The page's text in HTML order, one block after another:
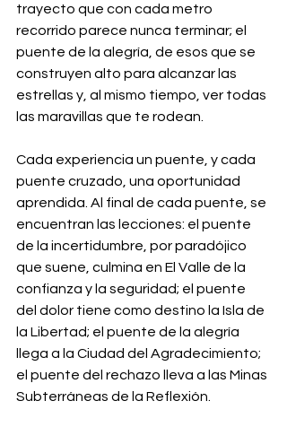
trayecto que con cada metro
recorrido parece nunca terminar; el
puente de la alegría, de esos que se
construyen alto para alcanzar las
estrellas y, al mismo tiempo, ver todas
las maravillas que te rodean.
Cada experiencia un puente, y cada
puente cruzado, una oportunidad
aprendida. Al final de cada puente, se
encuentran las lecciones: el puente
de la incertidumbre, por paradójico
que suene, culmina en El Valle de la
confianza y la seguridad; el puente
del dolor tiene como destino la Isla de
la Libertad; el puente de la alegría
llega a la Ciudad del Agradecimiento;
el puente del rechazo lleva a las Minas
Subterráneas de la Reflexión.